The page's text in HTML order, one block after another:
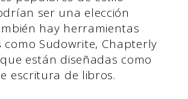
ser una elección
hay herramientas
como Sudowrite, Chapterly
están diseñadas como
escritura de libros.